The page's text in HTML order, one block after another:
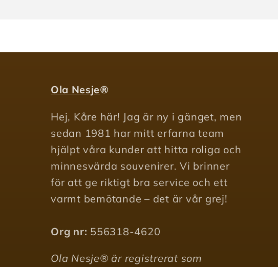
Ola Nesje®
Hej, Kåre här! Jag är ny i gänget, men
sedan 1981 har mitt erfarna team
hjälpt våra kunder att hitta roliga och
minnesvärda souvenirer. Vi brinner
för att ge riktigt bra service och ett
varmt bemötande – det är vår grej!
Org nr: 556318-4620
Ola Nesje® är registrerat som